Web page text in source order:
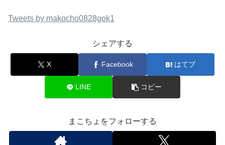
Tweets by makocho0828gok1
シェアする
X Facebook はてブ
LINE コピー
まこちょをフォローする